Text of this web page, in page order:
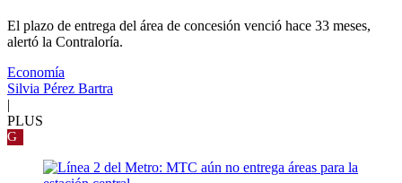
El plazo de entrega del área de concesión venció hace 33 meses,
alertó la Contraloría.
Economía
Silvia Pérez Bartra
|
PLUS
G